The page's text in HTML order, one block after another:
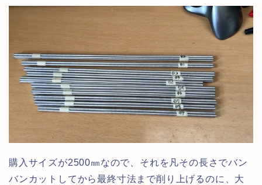
購入サイズが2500㎜なので、それを凡その長さでバン
バンカットしてから最終寸法まで削り上げるのに、大